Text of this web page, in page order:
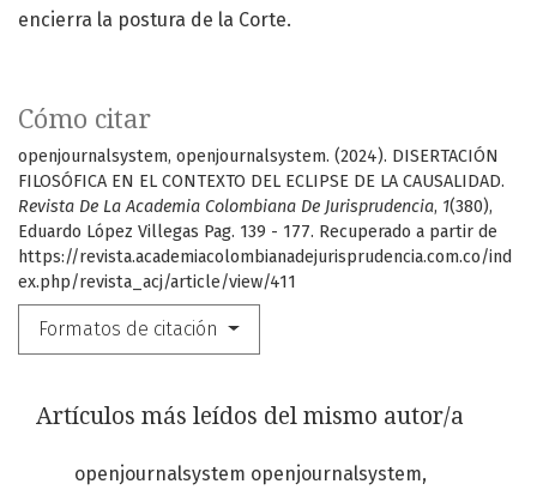
Cómo citar
openjournalsystem, openjournalsystem. (2024). DISERTACIÓN
FILOSÓFICA EN EL CONTEXTO DEL ECLIPSE DE LA CAUSALIDAD.
Revista De La Academia Colombiana De Jurisprudencia, 1(380),
Eduardo López Villegas Pag. 139 - 177. Recuperado a partir de
https://revista.academiacolombianadejurisprudencia.com.co/ind
ex.php/revista_acj/article/view/411
Formatos de citación
encierra la postura de la Corte.
Artículos más leídos del mismo autor/a
openjournalsystem openjournalsystem,